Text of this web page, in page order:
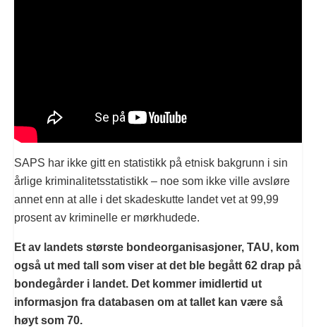
SAPS har ikke gitt en statistikk på etnisk bakgrunn i sin
årlige kriminalitetsstatistikk – noe som ikke ville avsløre
annet enn at alle i det skadeskutte landet vet at 99,99
prosent av kriminelle er mørkhudede.
Et av landets største bondeorganisasjoner, TAU, kom
også ut med tall som viser at det ble begått 62 drap på
bondegårder i landet. Det kommer imidlertid ut
informasjon fra databasen om at tallet kan være så
høyt som 70.